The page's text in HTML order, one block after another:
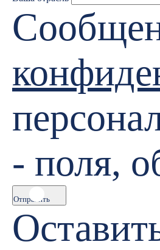
- поля,
Отправить